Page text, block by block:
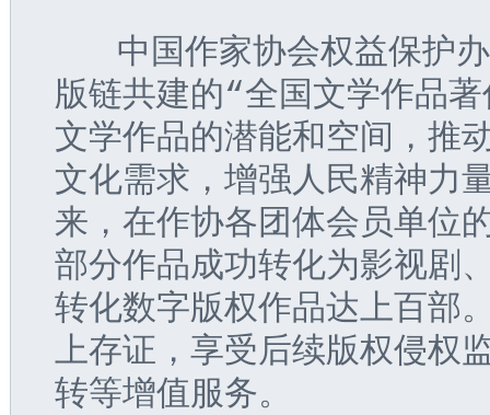
中国作家协会权益保护办
版链共建的“全国文学作品
文学作品的潜能和空间，推
文化需求，增强人民精神力
来，在作协各团体会员单位
部分作品成功转化为影视剧
转化数字版权作品达上百部
上存证，享受后续版权侵权
转等增值服务。